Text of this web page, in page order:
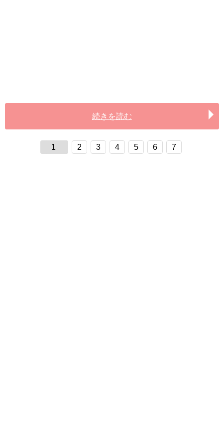
続きを読む
1 2 3 4 5 6 7